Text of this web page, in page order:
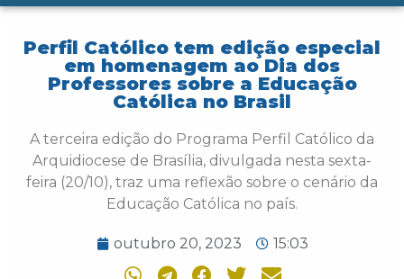
Perfil Católico tem edição especial
em homenagem ao Dia dos
Professores sobre a Educação
Católica no Brasil
A terceira edição do Programa Perfil Católico da
Arquidiocese de Brasília, divulgada nesta sexta-
feira (20/10), traz uma reflexão sobre o cenário da
Educação Católica no país.
outubro 20, 2023 15:03